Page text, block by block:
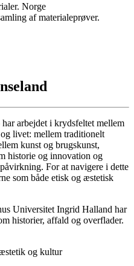
af materialeprøver.
arbejdet i krydsfeltet mellem
livet: mellem traditionelt
kunst og brugskunst,
historie og innovation og
For at navigere i dette
som både etisk og æstetisk
Universitet Ingrid Halland har
historier, affald og overflader.
og kultur